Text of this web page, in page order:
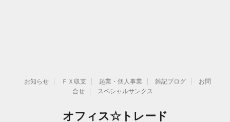
お知らせ ＦＸ収支 起業・個人事業 雑記ブログ
お問
合せ
スペシャルサンクス
オフィス☆トレード